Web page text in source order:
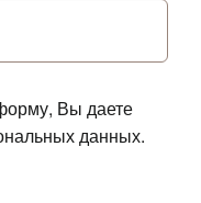
Вы даете
данных.